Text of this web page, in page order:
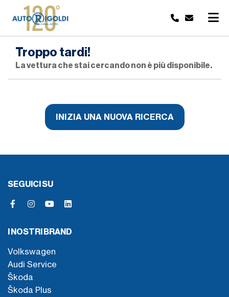
Troppo tardi!
La vettura che stai cercando non è più disponibile.
INIZIA UNA NUOVA RICERCA
SEGUICI SU
I NOSTRI BRAND
Volkswagen
Audi Service
Škoda
Škoda Plus